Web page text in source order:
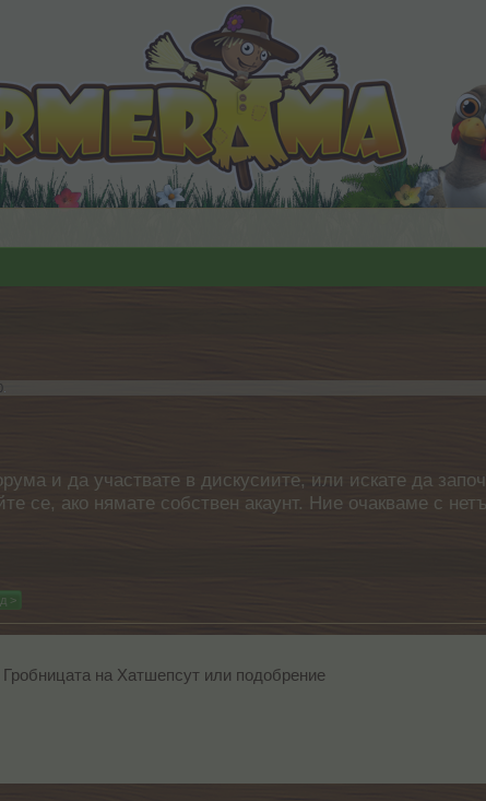
и да участвате в дискусиите, или искате да
се, ако нямате собствен акаунт. Ние очакваме с
>
на Хатшепсут или подобрение